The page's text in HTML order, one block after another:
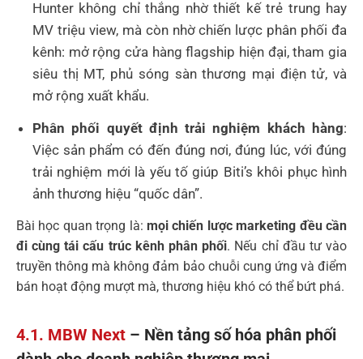
Hunter không chỉ thắng nhờ thiết kế trẻ trung hay
MV triệu view, mà còn nhờ chiến lược phân phối đa
kênh: mở rộng cửa hàng flagship hiện đại, tham gia
siêu thị MT, phủ sóng sàn thương mại điện tử, và
mở rộng xuất khẩu.
Phân phối quyết định trải nghiệm khách hàng:
Việc sản phẩm có đến đúng nơi, đúng lúc, với đúng
trải nghiệm mới là yếu tố giúp Biti’s khôi phục hình
ảnh thương hiệu “quốc dân”.
Bài học quan trọng là: mọi chiến lược marketing đều cần
đi cùng tái cấu trúc kênh phân phối. Nếu chỉ đầu tư vào
truyền thông mà không đảm bảo chuỗi cung ứng và điểm
bán hoạt động mượt mà, thương hiệu khó có thể bứt phá.
4.1. MBW Next – Nền tảng số hóa phân phối